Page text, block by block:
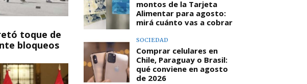
toque de
bloqueos
montos de la Tarjeta
Alimentar para agosto:
mirá cuánto vas a cobrar
SOCIEDAD
Comprar celulares en
Chile, Paraguay o Brasil:
qué conviene en agosto
de 2026